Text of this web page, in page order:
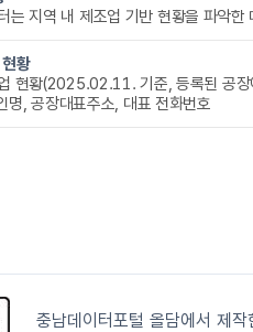
황
현황(2025.02.11. 기준, 등록된 공장
, 공장대표주소, 대표 전화번호
충남데이터포털 올담에서 제